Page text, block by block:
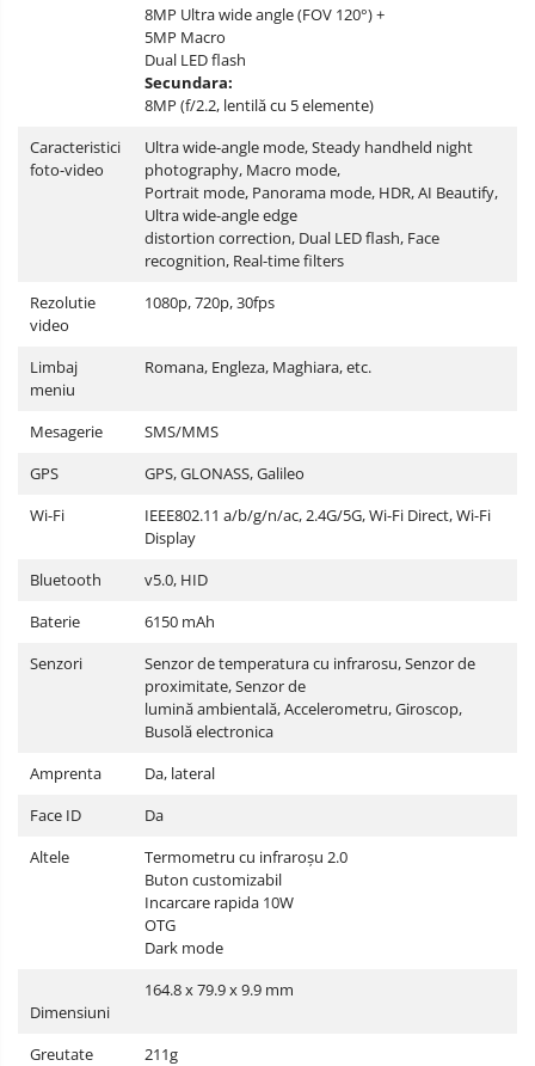
8MP Ultra wide angle (FOV 120°) +
5MP Macro
Dual LED flash
Secundara:
8MP (f/2.2, lentilă cu 5 elemente)
Caracteristici
foto-video
Ultra wide-angle mode, Steady handheld night
photography, Macro mode,
Portrait mode, Panorama mode, HDR, AI Beautify,
Ultra wide-angle edge
distortion correction, Dual LED flash, Face
recognition, Real-time filters
Rezolutie
video
1080p, 720p, 30fps
Limbaj
meniu
Romana, Engleza, Maghiara, etc.
Mesagerie
SMS/MMS
GPS
GPS, GLONASS, Galileo
Wi-Fi
IEEE802.11 a/b/g/n/ac, 2.4G/5G, Wi-Fi Direct, Wi-Fi
Display
Bluetooth
v5.0, HID
Baterie
6150 mAh
Senzori
Senzor de temperatura cu infrarosu, Senzor de
proximitate, Senzor de
lumină ambientală, Accelerometru, Giroscop,
Busolă electronica
Amprenta
Da, lateral
Face ID
Da
Altele
Termometru cu infraroșu 2.0
Buton customizabil
Incarcare rapida 10W
OTG
Dark mode
Dimensiuni
164.8 x 79.9 x 9.9 mm
Greutate 211g